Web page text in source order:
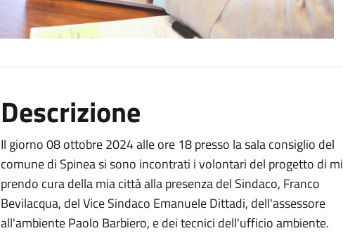
Descrizione
Il giorno 08 ottobre 2024 alle ore 18 presso la sala consiglio del
comune di Spinea si sono incontrati i volontari del progetto di mi
prendo cura della mia città alla presenza del Sindaco, Franco
Bevilacqua, del Vice Sindaco Emanuele Dittadi, dell'assessore
all'ambiente Paolo Barbiero, e dei tecnici dell'ufficio ambiente.